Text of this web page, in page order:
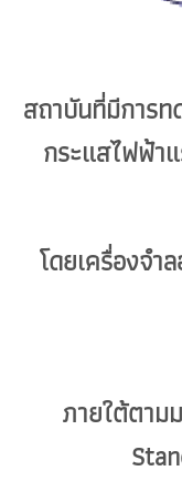
สถาบันที่มีการ
กระแสไฟฟ้า
โดยเครื่องจ
ภายใต้ตาม